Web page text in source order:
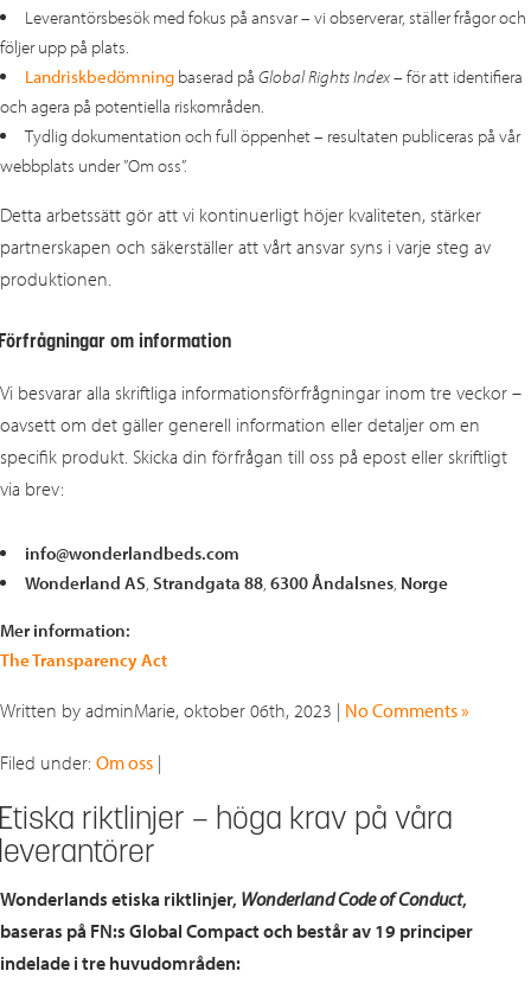
Leverantörsbesök med fokus på ansvar – vi observerar, ställer frågor och
följer upp på plats.
Landriskbedömning baserad på Global Rights Index– för att identifiera
och agera på potentiella riskområden.
Tydlig dokumentation och full öppenhet – resultaten publiceras på vår
webbplats under ”Om oss”.
Detta arbetssätt gör att vi kontinuerligt höjer kvaliteten, stärker
partnerskapen och säkerställer att vårt ansvar syns i varje steg av
produktionen.
om information
Vi besvarar alla skriftliga informationsförfrågningar inom tre veckor –
oavsett om det gäller generell information eller detaljer om en
specifik produkt. Skicka din förfrågan till oss på epost eller skriftligt
via brev:
info@wonderlandbeds.com
Wonderland AS Strandgata 88 6300 Åndalsnes Norge
Mer information:
The Transparency Act
Written by adminMarie, oktober 06th, 2023 | No Comments »
Filed under: Om oss |
riktlinjer – höga krav på våra
Wonderlands etiska riktlinjer, Wonderland Code of Conduct,
baseras på FN:s Global Compact och består av 19 principer
indelade i tre huvudområden: